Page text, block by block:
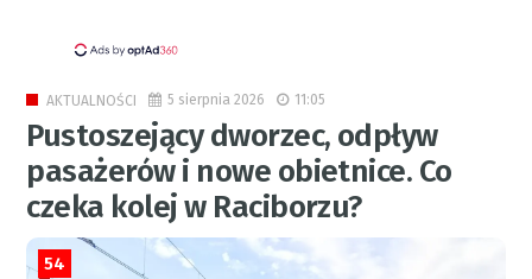
AKTUALNOŚCI 5 sierpnia 2026 11:05
Pustoszejący dworzec, odpływ
pasażerów i nowe obietnice. Co
czeka kolej w Raciborzu?
54